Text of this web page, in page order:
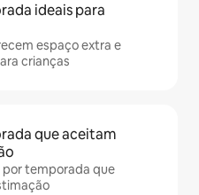
ideais para
espaço extra e
crianças
que aceitam
por temporada que